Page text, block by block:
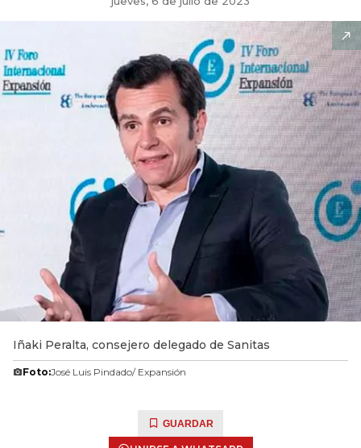
Iñaki Peralta, consejero delegado de Sanitas
Foto:José Luis Pindado/ Expansión
GUARDAR